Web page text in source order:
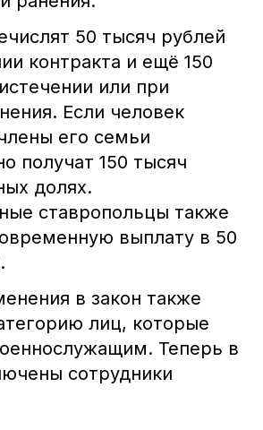
50 тысяч рублей
контракта и ещё 150
или при
Если человек
его семьи
получат 150 тысяч
долях.
ставропольцы также
выплату в 50
в закон также
лиц, которые
Теперь в
сотрудники